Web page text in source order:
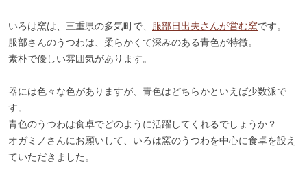
いろは窯は、三重県の多気町で、 服部日出夫さんが営む窯です。
服部さんのうつわは、柔らかくて深みのある青色が特徴。
素朴で優しい雰囲気があります。
器には色々な色がありますが、青色はどちらかといえば少数派で
す。
青色のうつわは食卓でどのように活躍してくれるでしょうか？
オガミノさんにお願いして、いろは窯のうつわを中心に食卓を設え
ていただきました。